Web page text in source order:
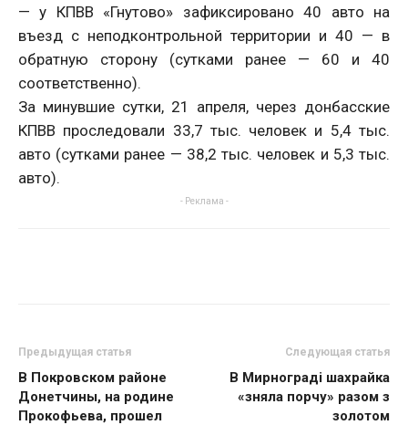
— у КПВВ «Гнутово» зафиксировано 40 авто на
въезд с неподконтрольной территории и 40 — в
обратную сторону (сутками ранее — 60 и 40
соответственно).
За минувшие сутки, 21 апреля, через донбасские
КПВВ проследовали 33,7 тыс. человек и 5,4 тыс.
авто (сутками ранее — 38,2 тыс. человек и 5,3 тыс.
авто).
- Реклама -
Предыдущая статья
В Покровском районе
Донетчины, на родине
Прокофьева, прошел
Следующая статья
В Мирнограді шахрайка
«зняла порчу» разом з
золотом